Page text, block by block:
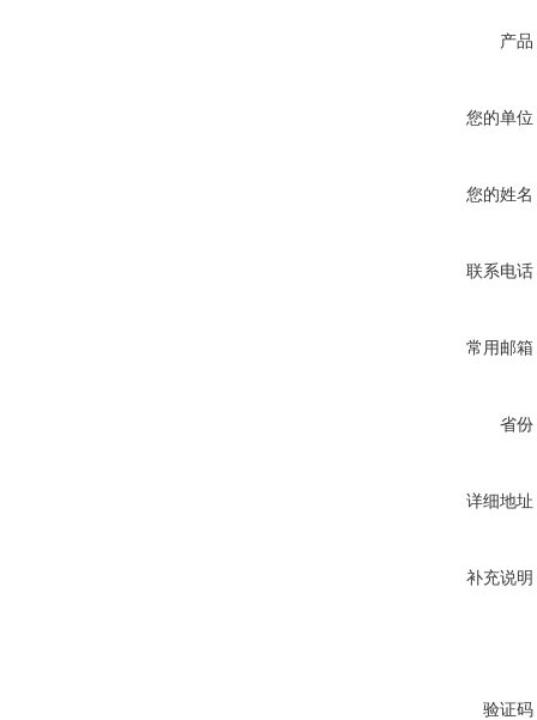
产品
您的单位
您的姓名
联系电话
常用邮箱
省份
详细地址
补充说明
验证码